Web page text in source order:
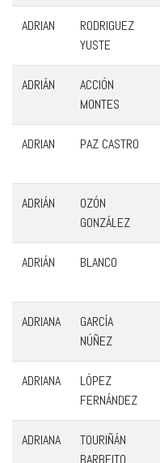
ADRIAN
RODRIGUEZ
YUSTE
ADRIÁN
ACCIÓN
MONTES
ADRIAN PAZ CASTRO
ADRIÁN
OZÓN
GONZÁLEZ
ADRIÁN BLANCO
ADRIANA
GARCÍA
NÚÑEZ
ADRIANA
LÓPEZ
FERNÁNDEZ
ADRIANA
TOURIÑÁN
BARBEITO